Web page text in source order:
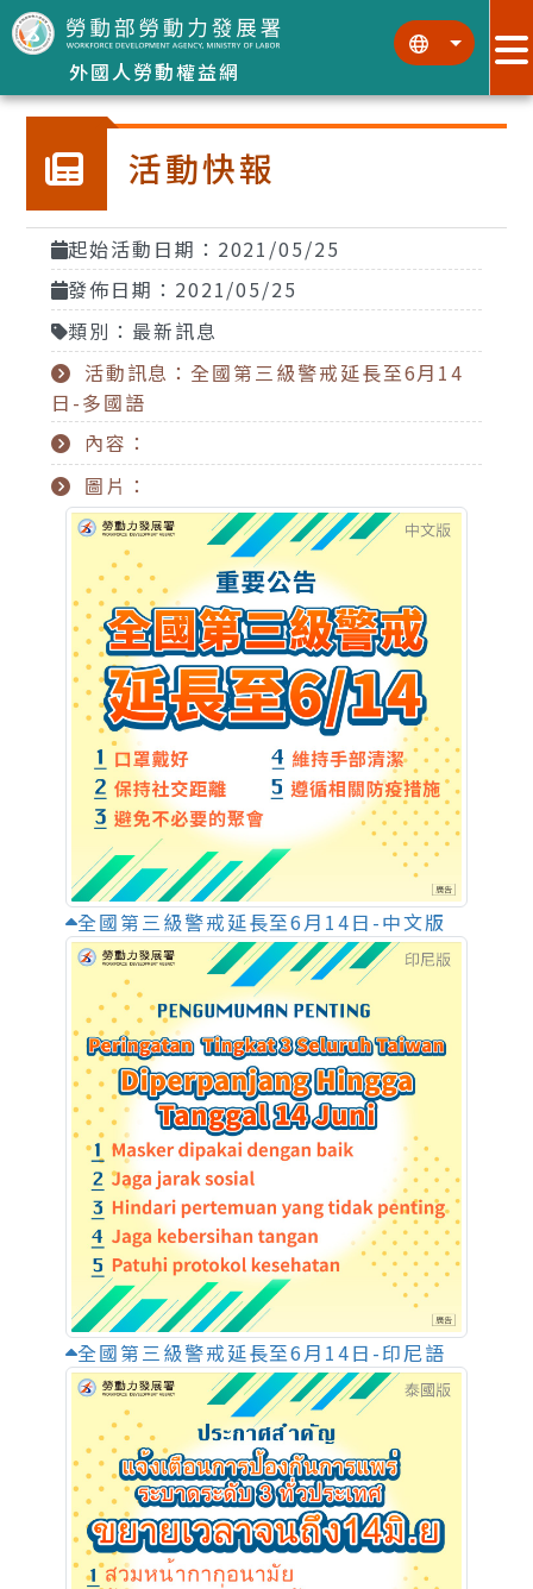
跳到主要內容區塊
外國人勞動權益網
::: :::
活動快報
起始活動日期：2021/05/25
發佈日期：2021/05/25
類別：最新訊息
活動訊息：全國第三級警戒延長至6月14
日-多國語
內容：
圖片：
全國第三級警戒延長至6月14日-中文版
全國第三級警戒延長至6月14日-印尼語